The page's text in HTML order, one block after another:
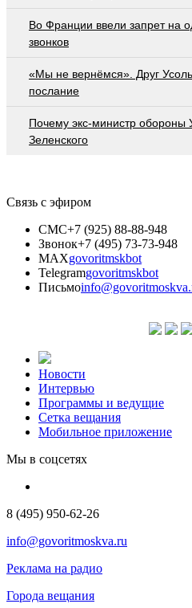
Во Франции ввели запрет на
звонков
«Мы не вернёмся». Друг
послание
Почему экс-министр обороны
Зеленского
Связь с эфиром
СМС+7 (925) 88-88-948
Звонок+7 (495) 73-73-948
MAXgovoritmskbot
Telegramgovoritmskbot
Письмо
Новости
Интервью
Программы и ведущие
Сетка вещания
Мобильное приложение
Мы в соцсетях
8 (495) 950-62-26
info@govoritmoskva.ru
Реклама на радио
Города вещания